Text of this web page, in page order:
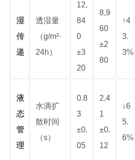
湿
传
递
透湿量
（g/m²·
24h）
12,
84
0
±3
20
8,9
60
±2
80
↑4
3.
3%
液
态
管
理
水滴扩
散时间
（s）
0.8
3
±0.
05
2.4
1
±0.
12
↓6
5.
6%